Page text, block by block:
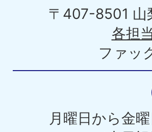
〒407-8501 山
各担
ファッ
月曜日から金